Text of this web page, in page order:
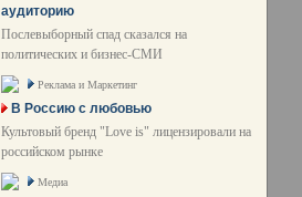
аудиторию
Послевыборный спад сказался на
политических и бизнес-СМИ
Реклама и Маркетинг
В Россию с любовью
Культовый бренд "Love is" лицензировали на
российском рынке
Медиа